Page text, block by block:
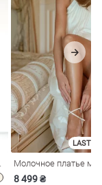
LAST
8 499 ₴